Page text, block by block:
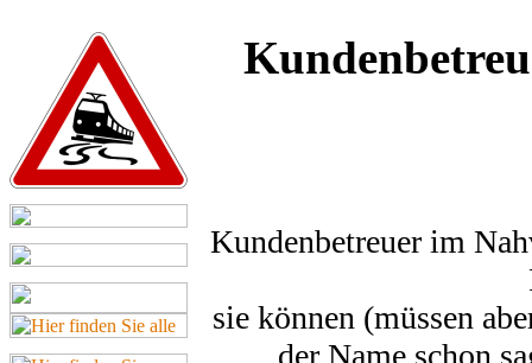
Kundenbetreuer im
sie können (müssen
der Name schon